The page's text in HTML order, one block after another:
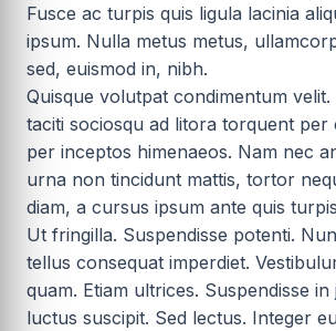
Fusce ac turpis quis ligula lacinia
ipsum. Nulla metus metus,
sed, euismod in, nibh.
Quisque volutpat condimentum velit.
taciti sociosqu ad litora torquent per
per inceptos himenaeos. Nam nec
urna non tincidunt mattis, tortor
diam, a cursus ipsum ante quis
Ut fringilla. Suspendisse potenti.
tellus consequat imperdiet.
quam. Etiam ultrices. Suspendisse
luctus suscipit. Sed lectus. Integer